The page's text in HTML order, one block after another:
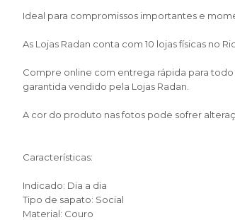
Ideal para compromissos importantes e
As Lojas Radan conta com 10 lojas físicas no
Compre online com entrega rápida para
garantida vendido pela Lojas Radan.
A cor do produto nas fotos pode sofrer
Características:
Indicado: Dia a dia
Tipo de sapato: Social
Material: Couro